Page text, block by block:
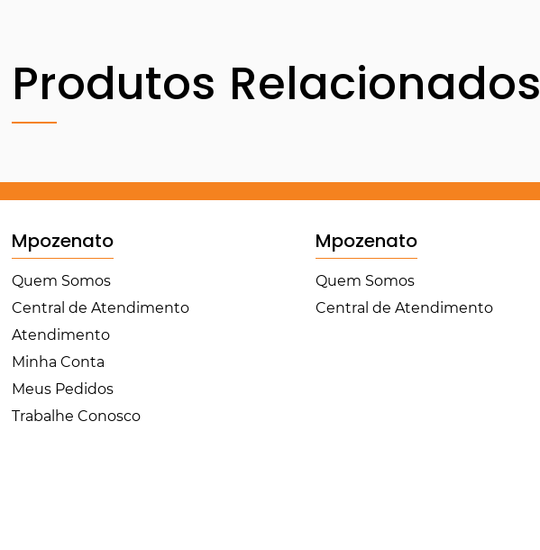
Produtos Relacionados
Mpozenato
Quem Somos
Central de Atendimento
Atendimento
Minha Conta
Meus Pedidos
Trabalhe Conosco
Mpozenato
Quem Somos
Central de Atendimento